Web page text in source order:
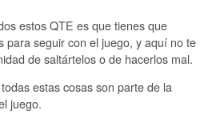
estos QTE es que tienes que
para seguir con el juego, y aquí no te
de saltártelos o de hacerlos mal.
estas cosas son parte de la
juego.